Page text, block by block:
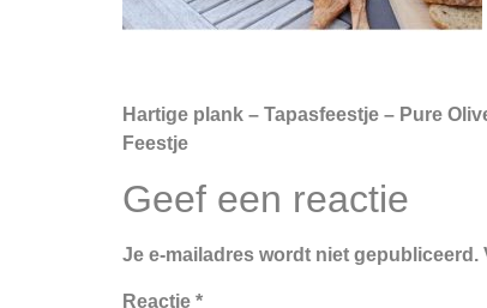
Hartige plank – Tapasfeestje – Pure
Feestje
Geef een reactie
Je e-mailadres wordt niet gepubliceerd.
Reactie *